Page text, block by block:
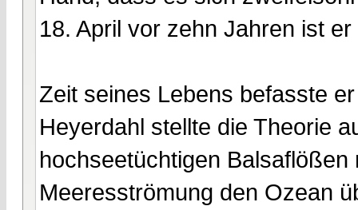
18. April vor zehn Jahren ist
Zeit seines Lebens befasste
Heyerdahl stellte die Theorie
hochseetüchtigen
Meeresströmung den Ozean